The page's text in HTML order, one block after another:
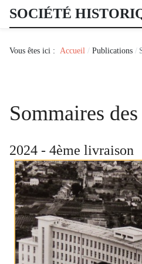
SOCIÉTÉ
Vous êtes ici : Accueil Publications
Sommaires
2024 - 4ème livraison